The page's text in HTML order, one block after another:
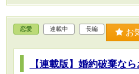
恋愛 連載中 長編 お
【連載版】婚約破棄な